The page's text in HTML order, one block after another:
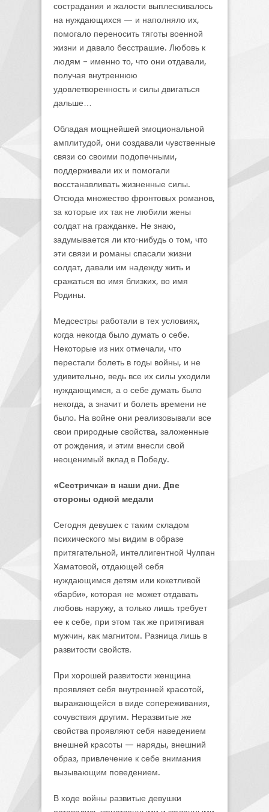
сострадания и жалости выплескивалось
на нуждающихся — и наполняло их,
помогало переносить тяготы военной
жизни и давало бесстрашие. Любовь к
людям – именно то, что они отдавали,
получая внутреннюю
удовлетворенность и силы двигаться
дальше…
Обладая мощнейшей эмоциональной
амплитудой, они создавали чувственные
связи со своими подопечными,
поддерживали их и помогали
восстанавливать жизненные силы.
Отсюда множество фронтовых романов,
за которые их так не любили жены
солдат на гражданке. Не знаю,
задумывается ли кто-нибудь о том, что
эти связи и романы спасали жизни
солдат, давали им надежду жить и
сражаться во имя близких, во имя
Родины.
Медсестры работали в тех условиях,
когда некогда было думать о себе.
Некоторые из них отмечали, что
перестали болеть в годы войны, и не
удивительно, ведь все их силы уходили
нуждающимся, а о себе думать было
некогда, а значит и болеть времени не
было. На войне они реализовывали все
свои природные свойства, заложенные
от рождения, и этим внесли свой
неоценимый вклад в Победу.
«Сестричка» в наши дни. Две
стороны одной медали
Сегодня девушек с таким складом
психического мы видим в образе
притягательной, интеллигентной Чулпан
Хаматовой, отдающей себя
нуждающимся детям или кокетливой
«барби», которая не может отдавать
любовь наружу, а только лишь требует
ее к себе, при этом так же притягивая
мужчин, как магнитом. Разница лишь в
развитости свойств.
При хорошей развитости женщина
проявляет себя внутренней красотой,
выражающейся в виде сопереживания,
сочувствия другим. Неразвитые же
свойства проявляют себя наведением
внешней красоты — наряды, внешний
образ, привлечение к себе внимания
вызывающим поведением.
В ходе войны развитые девушки